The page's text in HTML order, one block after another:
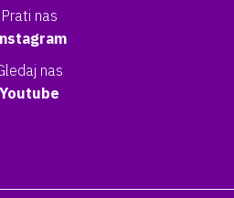
Prati nas
nas
Youtube